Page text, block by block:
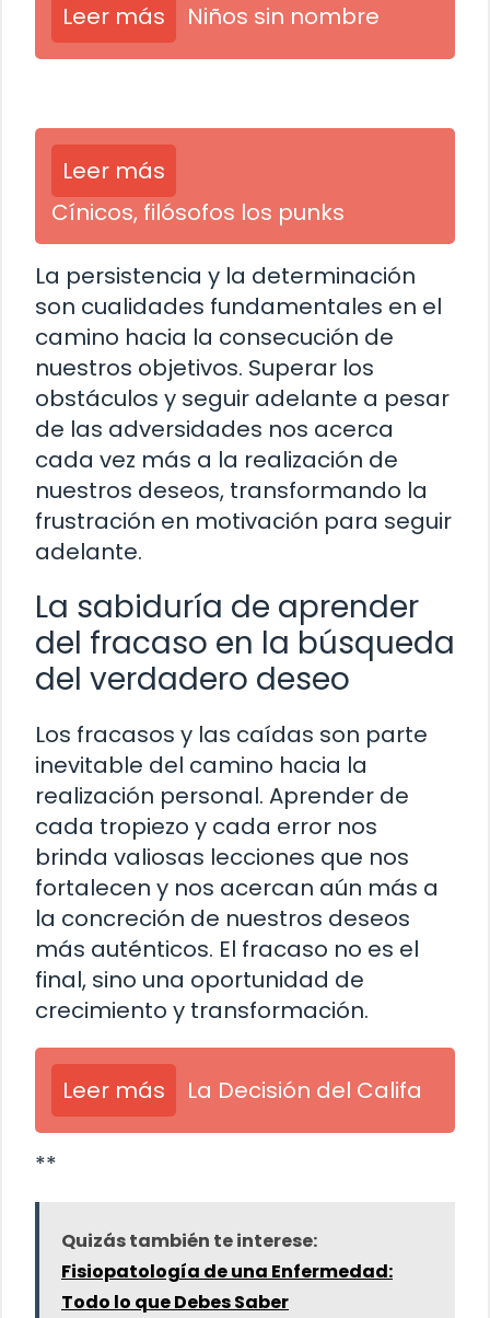
Leer más Niños sin nombre
Leer más
Cínicos, filósofos los punks
La persistencia y la determinación
son cualidades fundamentales en el
camino hacia la consecución de
nuestros objetivos. Superar los
obstáculos y seguir adelante a pesar
de las adversidades nos acerca
cada vez más a la realización de
nuestros deseos, transformando la
frustración en motivación para seguir
adelante.
La sabiduría de aprender
del fracaso en la búsqueda
del verdadero deseo
Los fracasos y las caídas son parte
inevitable del camino hacia la
realización personal. Aprender de
cada tropiezo y cada error nos
brinda valiosas lecciones que nos
fortalecen y nos acercan aún más a
la concreción de nuestros deseos
más auténticos. El fracaso no es el
final, sino una oportunidad de
crecimiento y transformación.
Leer más La Decisión del Califa
**
Quizás también te interese:
Fisiopatología de una Enfermedad:
Todo lo que Debes Saber